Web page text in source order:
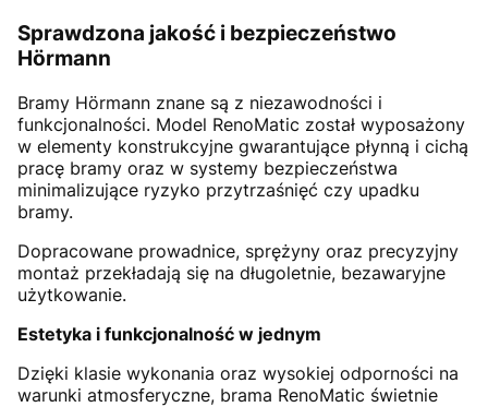
Sprawdzona jakość i bezpieczeństwo
Hörmann
Bramy Hörmann znane są z niezawodności i
funkcjonalności. Model RenoMatic został wyposażony
w elementy konstrukcyjne gwarantujące płynną i cichą
pracę bramy oraz w systemy bezpieczeństwa
minimalizujące ryzyko przytrzaśnięć czy upadku
bramy.
Dopracowane prowadnice, sprężyny oraz precyzyjny
montaż przekładają się na długoletnie, bezawaryjne
użytkowanie.
Estetyka i funkcjonalność w jednym
Dzięki klasie wykonania oraz wysokiej odporności na
warunki atmosferyczne, brama RenoMatic świetnie